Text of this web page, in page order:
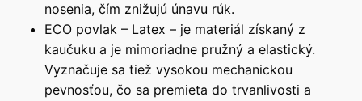
nosenia, čím znižujú únavu rúk.
ECO povlak – Latex – je materiál získaný z
kaučuku a je mimoriadne pružný a elastický.
Vyznačuje sa tiež vysokou mechanickou
pevnosťou, čo sa premieta do trvanlivosti a